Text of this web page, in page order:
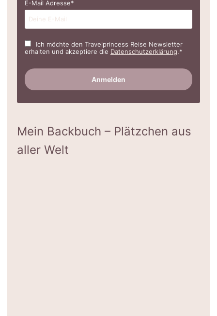
E-Mail Adresse*
Ich möchte den Travelprincess Reise Newsletter
erhalten und akzeptiere die Datenschutzerklärung.*
Mein Backbuch – Plätzchen aus
aller Welt